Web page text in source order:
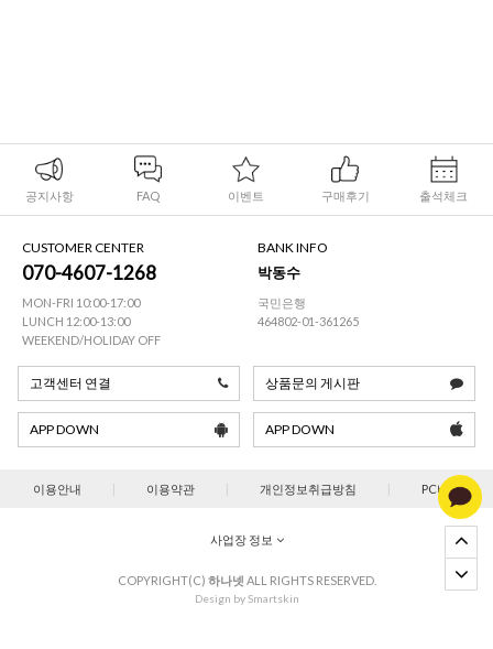
공지사항 FAQ 이벤트 구매후기 출석체크
CUSTOMER CENTER
070-4607-1268
MON-FRI 10:00-17:00
LUNCH 12:00-13:00
WEEKEND/HOLIDAY OFF
BANK INFO
박동수
국민은행
464802-01-361265
고객센터 연결 상품문의 게시판
APP DOWN APP DOWN
이용안내 이용약관 개인정보취급방침 PC버젼
사업장 정보
COPYRIGHT(C) 하나넷 ALL RIGHTS RESERVED.